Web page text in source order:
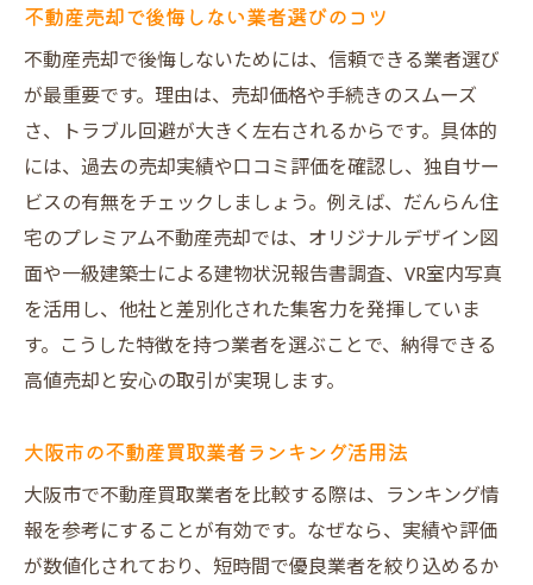
不動産売却で高値を実現する独自戦略
だんらん住宅のプレミアム売却の魅力とは
山王エリアで不動産売却に強い理由を解説
実績豊富な不動産売却サービスの特徴
売却価格アップのための工夫と取り組み
不動産買取業者との比較で選ばれる理由
西成区山王の不動産売却で安心を得る方法
不動産売却時に安心できるサポート体制
建物調査付き不動産売却が選ばれる背景
トラブル回避のためのチェックポイント
大阪市での不動産売却手続きの注意点
売却本舗など他社比較で安心を検証
実体験から学ぶ不動産売却の安心ポイント
プレミアム不動産売却で叶う理想の取引を解説
不動産売却で後悔しない業者選びのコツ
不動産売却で後悔しないためには、信頼できる業者選び
が最重要です。理由は、売却価格や手続きのスムーズ
さ、トラブル回避が大きく左右されるからです。具体的
には、過去の売却実績や口コミ評価を確認し、独自サー
ビスの有無をチェックしましょう。例えば、だんらん住
宅のプレミアム不動産売却では、オリジナルデザイン図
面や一級建築士による建物状況報告書調査、VR室内写真
を活用し、他社と差別化された集客力を発揮していま
す。こうした特徴を持つ業者を選ぶことで、納得できる
高値売却と安心の取引が実現します。
大阪市の不動産買取業者ランキング活用法
大阪市で不動産買取業者を比較する際は、ランキング情
報を参考にすることが有効です。なぜなら、実績や評価
が数値化されており、短時間で優良業者を絞り込めるか